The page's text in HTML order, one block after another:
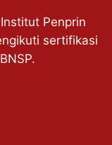
Penprin
sertifikasi